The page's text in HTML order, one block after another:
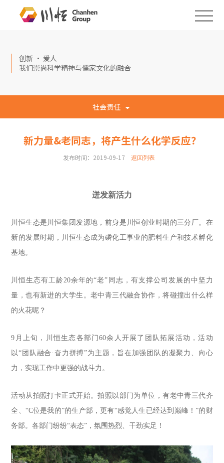
创新 · 爱人
我们崇尚科学精神与儒家文化的融合
社会责任
新力量&老同志，将产生什么化学反应？
发布时间：2019-09-17 返回列表
迸发新活力
川恒生态是川恒集团发源地，前身是川恒创业时期的三分厂。在
新的发展时期，川恒生态成为磷化工事业的肥料生产和技术孵化
基地。
川恒生态有工龄20余年的“老”同志，有支撑公司发展的中坚力
量，也有新进的大学生。老中青三代融合协作，将碰撞出什么样
的火花呢？
9月上旬，川恒生态各部门60余人开展了团队拓展活动，活动
以“团队融合·奋力拼搏”为主题，旨在加强团队的凝聚力、向心
力，实现工作中更强的战斗力。
活动从拍照打卡正式开始。拍照以部门为单位，有老中青三代齐
全、“C位是我的”的生产部，更有“感觉人生已经达到巅峰！”的财
务部。各部门纷纷“表态”，氛围热烈、干劲实足！